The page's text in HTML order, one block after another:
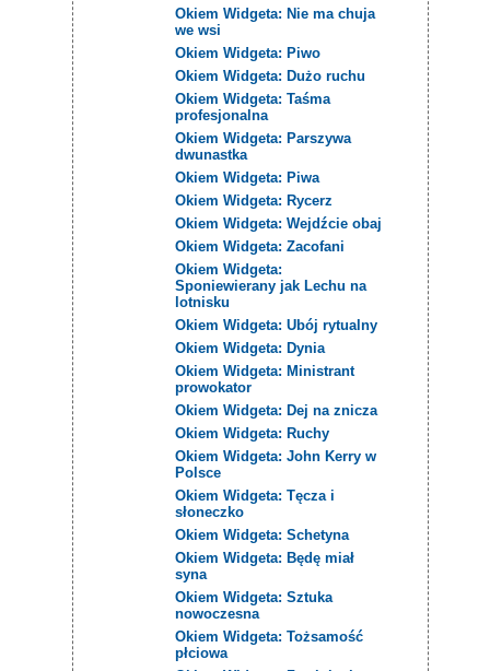
Okiem Widgeta: Nie ma chuja
we wsi
Okiem Widgeta: Piwo
Okiem Widgeta: Dużo ruchu
Okiem Widgeta: Taśma
profesjonalna
Okiem Widgeta: Parszywa
dwunastka
Okiem Widgeta: Piwa
Okiem Widgeta: Rycerz
Okiem Widgeta: Wejdźcie obaj
Okiem Widgeta: Zacofani
Okiem Widgeta:
Sponiewierany jak Lechu na
lotnisku
Okiem Widgeta: Ubój rytualny
Okiem Widgeta: Dynia
Okiem Widgeta: Ministrant
prowokator
Okiem Widgeta: Dej na znicza
Okiem Widgeta: Ruchy
Okiem Widgeta: John Kerry w
Polsce
Okiem Widgeta: Tęcza i
słoneczko
Okiem Widgeta: Schetyna
Okiem Widgeta: Będę miał
syna
Okiem Widgeta: Sztuka
nowoczesna
Okiem Widgeta: Tożsamość
płciowa